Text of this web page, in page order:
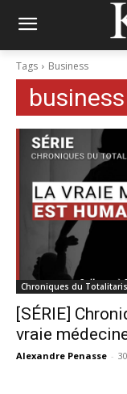
Tags Business
business
Chroniques du
[SÉRIE]
vraie
Alexandre Penasse -